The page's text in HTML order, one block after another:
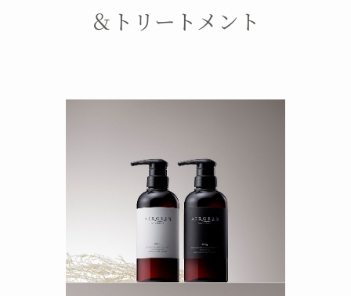
＆トリートメント